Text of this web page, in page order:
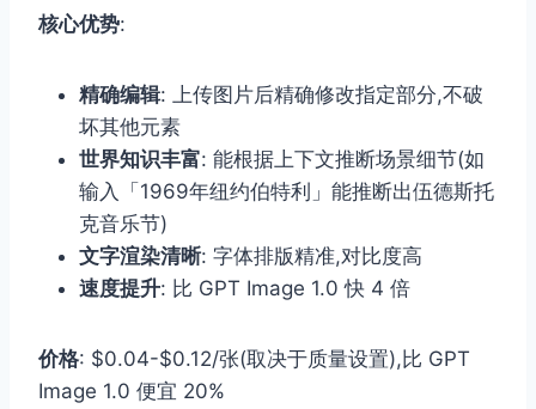
核心优势:
精确编辑: 上传图片后精确修改指定部分,不破
坏其他元素
世界知识丰富: 能根据上下文推断场景细节(如
输入「1969年纽约伯特利」能推断出伍德斯托
克音乐节)
文字渲染清晰: 字体排版精准,对比度高
速度提升: 比 GPT Image 1.0 快 4 倍
价格: $0.04-$0.12/张(取决于质量设置),比 GPT
Image 1.0 便宜 20%